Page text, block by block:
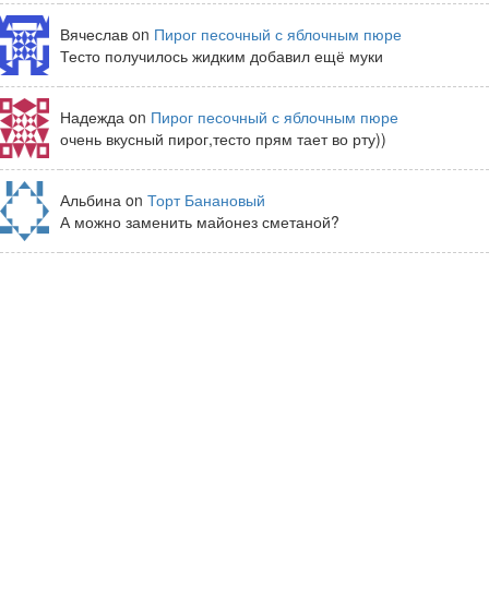
Вячеслав on Пирог песочный с яблочным пюре
Тесто получилось жидким добавил ещё муки
Надежда on Пирог песочный с яблочным пюре
очень вкусный пирог,тесто прям тает во рту))
Альбина on Торт Банановый
А можно заменить майонез сметаной?